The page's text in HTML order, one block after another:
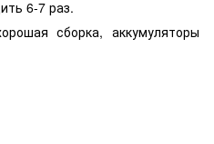
6-7 раз.
сборка, аккумуляторы